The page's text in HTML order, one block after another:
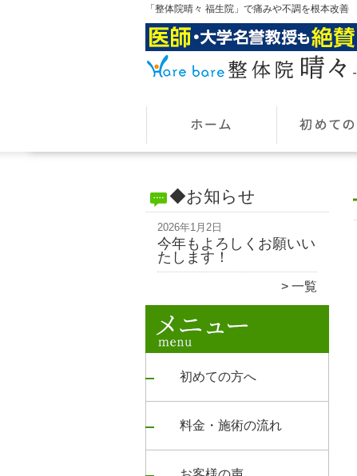
「整体院晴々 福生院」で痛みや不調を根本改善
◆お知らせ
2026年1月2日
今年もよろしくお願いい
たします！
一覧
初めての方へ
料金・施術の流れ